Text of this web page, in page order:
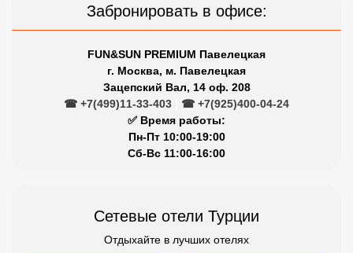
Забронировать в офисе:
FUN&SUN PREMIUM Павелецкая
г. Москва, м. Павелецкая
Зацепский Вал, 14 оф. 208
☎ +7(499)11-33-403
☎ +7(925)400-04-24
✅ Время работы:
Пн-Пт 10:00-19:00
Сб-Вс 11:00-16:00
Сетевые отели Турции
Отдыхайте в лучших отелях